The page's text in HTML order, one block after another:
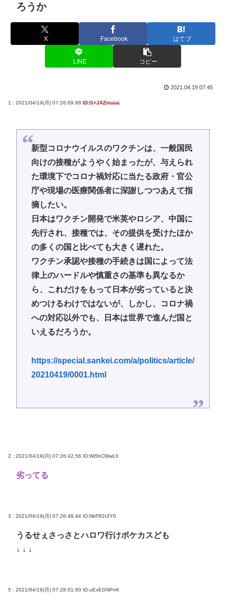
ろうか
X Facebook はてブ
LINE コピー
2021.04.19 07:45
1 : 2021/04/19(月) 07:26:09.88 ID:G+JAZmuua
新型コロナウイルスのワクチンは、一般国民
向けの接種がようやく始まったが、与えられ
た環境下でコロナ禍対応に当たる政府・官公
庁や現場の医療関係者に深謝しつつあえて指
摘したい。
日本はワクチン開発で米英やロシア、中国に
先行され、接種では、その提供を受けたほか
の多くの国と比べても大きく遅れた。
ワクチン承認や接種の手続きは国によって法
律上のハードルや慎重さの基準も異なるか
ら、これだけをもって日本が劣っていると決
めつけるわけではないが、しかし、コロナ禍
への対応以外でも、日本は世界で進んだ国と
いえるだろうか。
https://special.sankei.com/a/politics/article/
20210419/0001.html
2 : 2021/04/19(月) 07:26:42.56 ID:Wi5hCWwL0
劣ってる
3 : 2021/04/19(月) 07:26:48.44 ID:NkFR2r3Y0
うるせぇさっさとハロワ行けボケカスども
↓ ↓ ↓
5 : 2021/04/19(月) 07:28:01.60 ID:uExEGNPnK